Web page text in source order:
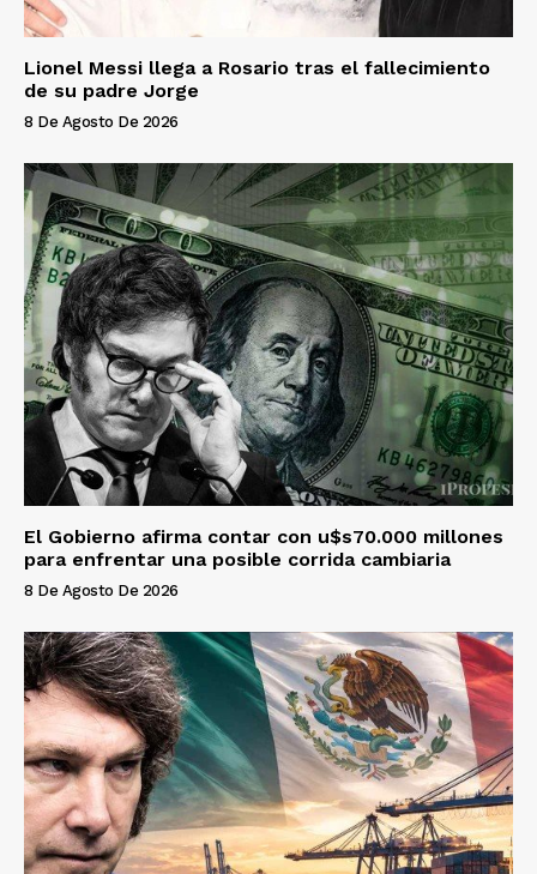
Lionel Messi llega a Rosario tras el fallecimiento
de su padre Jorge
8 De Agosto De 2026
El Gobierno afirma contar con u$s70.000 millones
para enfrentar una posible corrida cambiaria
8 De Agosto De 2026